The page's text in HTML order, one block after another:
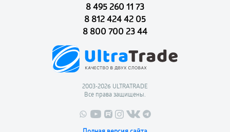
8 495 260 11 73
8 812 424 42 05
8 800 700 23 44
2003-2026 ULTRATRADE
Все права защищены.